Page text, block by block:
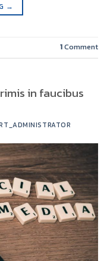
→
1Comment
in faucibus